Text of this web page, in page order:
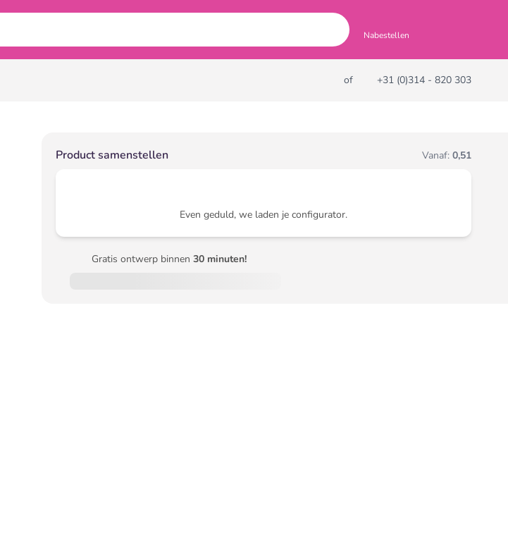
Nabestellen
of +31 (0)314 - 820 303
Product samenstellen Vanaf: 0,51
Even geduld, we laden je configurator.
Gratis ontwerp binnen 30 minuten!